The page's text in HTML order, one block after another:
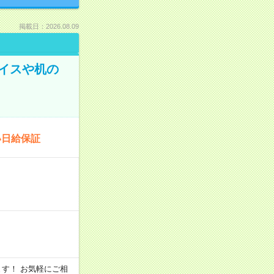
掲載日：2026.08.09
スや机の
給保証
！ お気軽にご相